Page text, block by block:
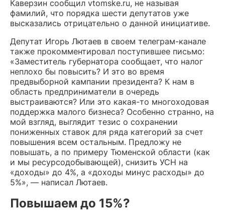
Каверзин сообщил vtomske.ru, не называя
фамилий, что порядка шести депутатов уже
высказались отрицательно о данной инициативе.
Депутат Игорь Лютаев в своем телеграм-канале
также прокомментировал поступившее письмо:
«Заместитель губернатора сообщает, что налог
неплохо бы повысить? И это во время
предвыборной кампании президента? К нам в
область предприниматели в очередь
выстраиваются? Или это какая-то многоходовая
поддержка малого бизнеса? Особенно странно, на
мой взгляд, выглядит тезис о сохранении
пониженных ставок для ряда категорий за счет
повышения всем остальным. Предложу не
повышать, а по примеру Тюменской области (как
и мы ресурсодобывающей), снизить УСН на
«доходы» до 4%, а «доходы минус расходы» до
5%», — написал Лютаев.
Повышаем до 15%?